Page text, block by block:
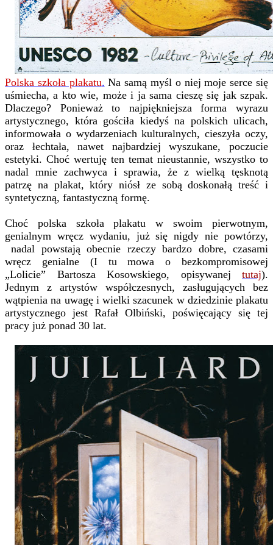
Polska szkoła plakatu. Na samą myśl o niej moje serce się
uśmiecha, a kto wie, może i ja sama cieszę się jak szpak.
Dlaczego? Ponieważ to najpiękniejsza forma wyrazu
artystycznego, która gościła kiedyś na polskich ulicach,
informowała o wydarzeniach kulturalnych, cieszyła oczy,
oraz łechtała, nawet najbardziej wyszukane, poczucie
estetyki. Choć wertuję ten temat nieustannie, wszystko to
nadal mnie zachwyca i sprawia, że z wielką tęsknotą
patrzę na plakat, który niósł ze sobą doskonałą treść i
syntetyczną, fantastyczną formę.
Choć polska szkoła plakatu w swoim pierwotnym,
genialnym wręcz wydaniu, już się nigdy nie powtórzy,
nadal powstają obecnie rzeczy bardzo dobre, czasami
wręcz genialne (I tu mowa o bezkompromisowej
„Lolicie”
Bartosza Kosowskiego, opisywanej tutaj).
Jednym z artystów współczesnych, zasługujących bez
wątpienia na uwagę i wielki szacunek w dziedzinie plakatu
artystycznego jest Rafał Olbiński, poświęcający się tej
pracy już ponad 30 lat.